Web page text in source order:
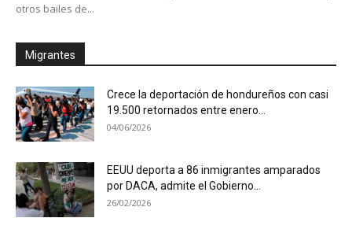
otros bailes de...
Migrantes
Crece la deportación de hondureños con casi
19.500 retornados entre enero...
04/06/2026
EEUU deporta a 86 inmigrantes amparados
por DACA, admite el Gobierno...
26/02/2026